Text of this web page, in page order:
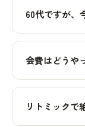
60代ですが、
会費はどうや
リトミックで